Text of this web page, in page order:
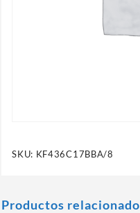
SKU: KF436C17BBA/8
Productos